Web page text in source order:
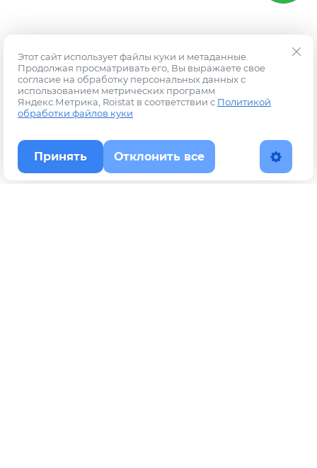
Этот сайт использует файлы куки и метаданные.
Продолжая просматривать его, Вы выражаете свое
согласие на обработку персональных данных с
использованием метрических программ
Яндекс.Метрика, Roistat в соответствии с Политикой
обработки файлов куки
Принять Отклонить все